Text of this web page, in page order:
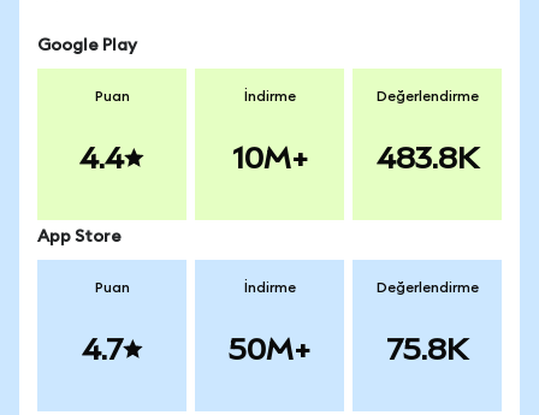
Google Play
Puan
4.4
İndirme
10M+
Değerlendirme
483.8K
App Store
Puan
4.7
İndirme
50M+
Değerlendirme
75.8K